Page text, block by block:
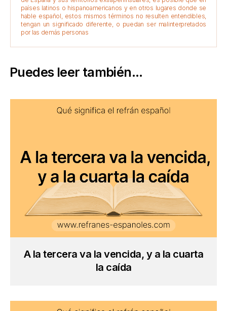
países latinos o hispanoamericanos y en otros lugares donde se
hable español, estos mismos términos no resulten entendibles,
tengan un significado diferente, o puedan ser malinterpretados
por las demás personas
Puedes leer también...
A la tercera va la vencida, y a la cuarta
la caída